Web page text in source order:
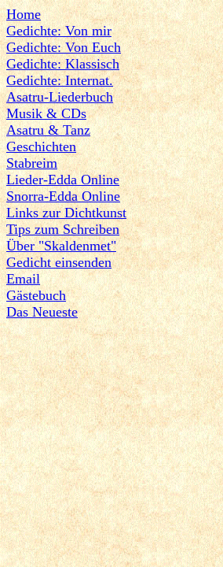
Home
Gedichte: Von mir
Gedichte: Von Euch
Gedichte: Klassisch
Gedichte: Internat.
Asatru-Liederbuch
Musik & CDs
Asatru & Tanz
Geschichten
Stabreim
Lieder-Edda Online
Snorra-Edda Online
Links zur Dichtkunst
Tips zum Schreiben
Über "Skaldenmet"
Gedicht einsenden
Email
Gästebuch
Das Neueste